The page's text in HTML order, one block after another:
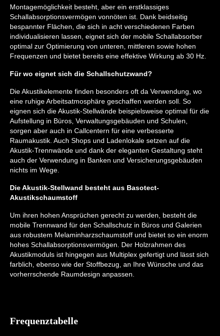
Montagemöglichkeit besteht, aber ein erstklassiges
Schallabsorptionsvermögen vonnöten ist. Dank beidseitig
bespannter Flächen, die sich in acht verschiedenen Farben
individualisieren lassen, eignet sich der mobile Schallabsorber
optimal zur Optimierung von unteren, mittleren sowie hohen
Frequenzen und bietet bereits eine effektive Wirkung ab 30 Hz.
Für wo eignet sich die Schallschutzwand?
Die Akustikelemente finden besonders oft da Verwendung, wo
eine ruhige Arbeitsatmosphäre geschaffen werden soll. So
eignen sich die Akustik-Stellwände beispielsweise optimal für die
Aufstellung in Büros, Verwaltungsgebäuden und Schulen,
sorgen aber auch in Callcentern für eine verbesserte
Raumakustik. Auch Shops und Ladenlokale setzen auf die
Akustik-Trennwände und dank der eleganten Gestaltung steht
auch der Verwendung in Banken und Versicherungsgebäuden
nichts im Wege.
Die Akustik-Stellwand besteht aus Basotect-
Akustikschaumstoff
Um ihren hohen Ansprüchen gerecht zu werden, besteht die
mobile Trennwand für den Schallschutz in Büros und Galerien
aus robustem Melaminharzschaumstoff und bietet so ein enorm
hohes Schallabsorptionsvermögen. Der Holzrahmen des
Akustikmoduls ist hingegen aus Multiplex gefertigt und lässt sich
farblich, ebenso wie der Stoffbezug, an Ihre Wünsche und das
vorherrschende Raumdesign anpassen.
Frequenztabelle